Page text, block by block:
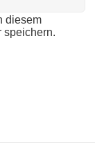
diesem
speichern.